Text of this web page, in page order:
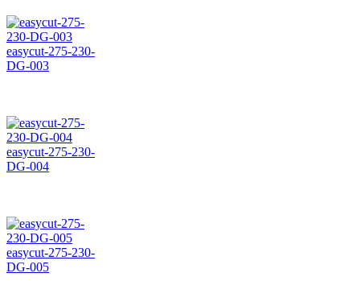
easycut-275-230-
DG-003
easycut-275-230-
DG-004
easycut-275-230-
DG-005